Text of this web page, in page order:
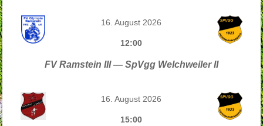
16. August 2026
12:00
FV Ramstein III — SpVgg Welchweiler II
16. August 2026
15:00